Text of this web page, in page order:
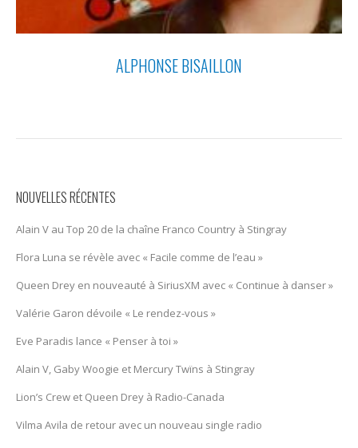
ALPHONSE BISAILLON
NOUVELLES RÉCENTES
Alain V au Top 20 de la chaîne Franco Country à Stingray
Flora Luna se révèle avec « Facile comme de l’eau »
Queen Drey en nouveauté à SiriusXM avec « Continue à danser »
Valérie Garon dévoile « Le rendez-vous »
Eve Paradis lance « Penser à toi »
Alain V, Gaby Woogie et Mercury Twïns à Stingray
Lion’s Crew et Queen Drey à Radio-Canada
Vilma Avila de retour avec un nouveau single radio